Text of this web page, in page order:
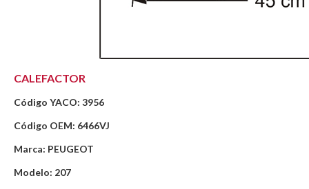
CALEFACTOR
Código YACO: 3956
Código OEM: 6466VJ
Marca: PEUGEOT
Modelo: 207